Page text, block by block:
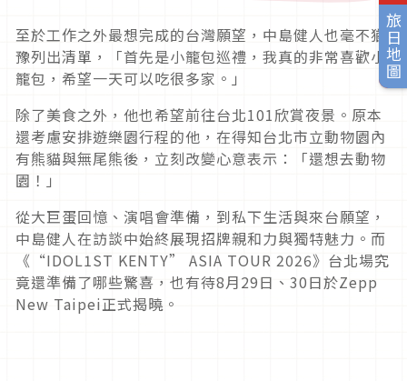
旅日地圖
至於工作之外最想完成的台灣願望，中島健人也毫不猶
豫列出清單，「首先是小籠包巡禮，我真的非常喜歡小
籠包，希望一天可以吃很多家。」
除了美食之外，他也希望前往台北101欣賞夜景。原本
還考慮安排遊樂園行程的他，在得知台北市立動物園內
有熊貓與無尾熊後，立刻改變心意表示：「還想去動物
園！」
從大巨蛋回憶、演唱會準備，到私下生活與來台願望，
中島健人在訪談中始終展現招牌親和力與獨特魅力。而
《“IDOL1ST KENTY” ASIA TOUR 2026》台北場究
竟還準備了哪些驚喜，也有待8月29日、30日於Zepp
New Taipei正式揭曉。